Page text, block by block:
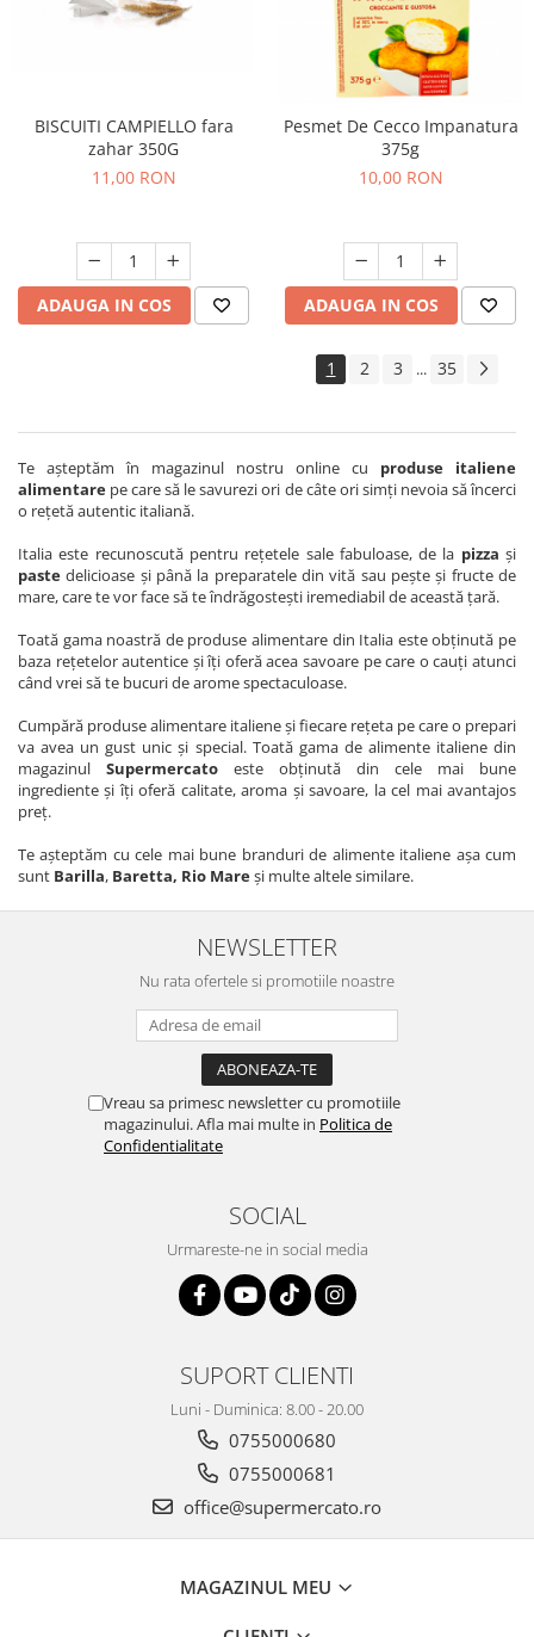
BISCUITI CAMPIELLO fara
zahar 350G
11,00 RON
ADAUGA IN COS
Pesmet De Cecco Impanatura
375g
10,00 RON
ADAUGA IN COS
1 2 3 ... 35
Te aşteptăm în magazinul nostru online cu produse italiene
alimentare pe care să le savurezi ori de câte ori simţi nevoia să încerci
o reţetă autentic italiană.
Italia este recunoscută pentru reţetele sale fabuloase, de la pizza şi
pastedelicioase şi până la preparatele din vită sau peşte şi fructe de
mare, care te vor face să te îndrăgosteşti iremediabil de această ţară.
Toată gama noastră de produse alimentare din Italia este obţinută pe
baza reţetelor autentice şi îţi oferă acea savoare pe care o cauţi atunci
când vrei să te bucuri de arome spectaculoase.
Cumpără produse alimentare italiene şi fiecare reţeta pe care o prepari
va avea un gust unic şi special. Toată gama de alimente italiene din
magazinul Supermercato este obţinută din cele mai bune
ingrediente şi îţi oferă calitate, aroma şi savoare, la cel mai avantajos
preţ.
Te așteptăm cu cele mai bune branduri de alimente italiene așa cum
sunt Barilla, Baretta, Rio Mareși multe altele similare.
NEWSLETTER
Nu rata ofertele si promotiile noastre
Vreau sa primesc newsletter cu promotiile
magazinului. Afla mai multe in Politica de
Confidentialitate
SOCIAL
Urmareste-ne in social media
SUPORT CLIENTI
Luni - Duminica: 8.00 - 20.00
0755000680
0755000681
office@supermercato.ro
MAGAZINUL MEU